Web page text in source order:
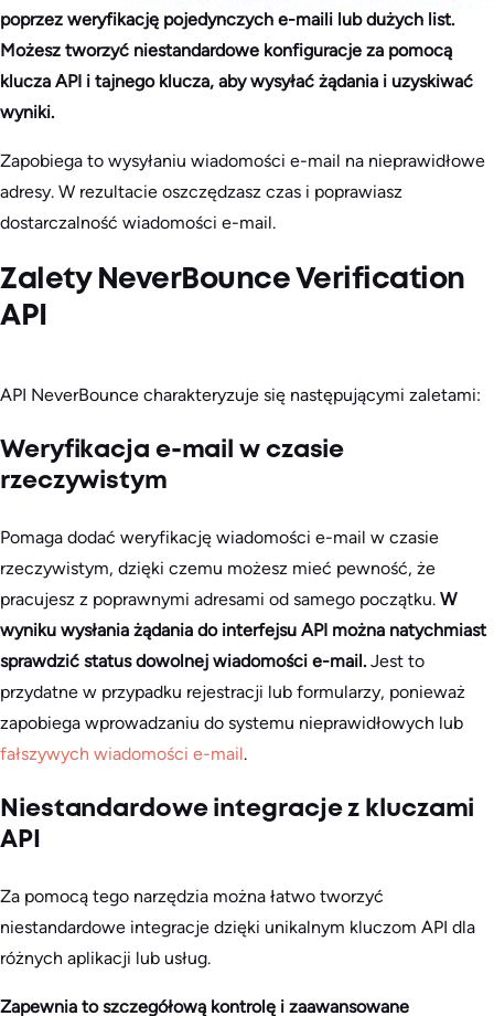
poprzez weryfikację pojedynczych e-maili lub dużych list.
Możesz tworzyć niestandardowe konfiguracje za pomocą
klucza API i tajnego klucza, aby wysyłać żądania i uzyskiwać
wyniki.
Zapobiega to wysyłaniu wiadomości e-mail na nieprawidłowe
adresy. W rezultacie oszczędzasz czas i poprawiasz
dostarczalność wiadomości e-mail.
Zalety NeverBounce Verification
API
API NeverBounce charakteryzuje się następującymi zaletami:
Weryfikacja e-mail w czasie
rzeczywistym
Pomaga dodać weryfikację wiadomości e-mail w czasie
rzeczywistym, dzięki czemu możesz mieć pewność, że
pracujesz z poprawnymi adresami od samego początku. W
wyniku wysłania żądania do interfejsu API można natychmiast
sprawdzić status dowolnej wiadomości e-mail. Jest to
przydatne w przypadku rejestracji lub formularzy, ponieważ
zapobiega wprowadzaniu do systemu nieprawidłowych lub
fałszywych wiadomości e-mail.
Niestandardowe integracje z kluczami
API
Za pomocą tego narzędzia można łatwo tworzyć
niestandardowe integracje dzięki unikalnym kluczom API dla
różnych aplikacji lub usług.
Zapewnia to szczegółową kontrolę i zaawansowane